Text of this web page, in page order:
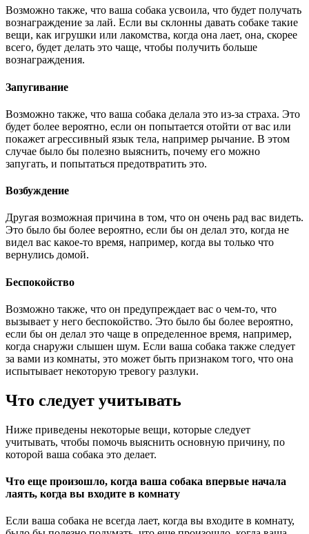
Возможно также, что ваша собака усвоила, что будет получать
вознаграждение за лай. Если вы склонны давать собаке такие
вещи, как игрушки или лакомства, когда она лает, она, скорее
всего, будет делать это чаще, чтобы получить больше
вознаграждения.
Запугивание
Возможно также, что ваша собака делала это из-за страха. Это
будет более вероятно, если он попытается отойти от вас или
покажет агрессивный язык тела, например рычание. В этом
случае было бы полезно выяснить, почему его можно
запугать, и попытаться предотвратить это.
Возбуждение
Другая возможная причина в том, что он очень рад вас видеть.
Это было бы более вероятно, если бы он делал это, когда не
видел вас какое-то время, например, когда вы только что
вернулись домой.
Беспокойство
Возможно также, что он предупреждает вас о чем-то, что
вызывает у него беспокойство. Это было бы более вероятно,
если бы он делал это чаще в определенное время, например,
когда снаружи слышен шум. Если ваша собака также следует
за вами из комнаты, это может быть признаком того, что она
испытывает некоторую тревогу разлуки.
Что следует учитывать
Ниже приведены некоторые вещи, которые следует
учитывать, чтобы помочь выяснить основную причину, по
которой ваша собака это делает.
Что еще произошло, когда ваша собака впервые начала
лаять, когда вы входите в комнату
Если ваша собака не всегда лает, когда вы входите в комнату,